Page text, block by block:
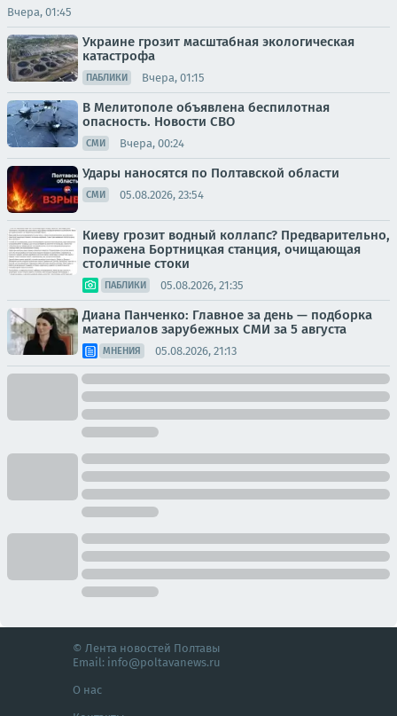
Вчера, 01:45
Украине грозит масштабная экологическая
катастрофа
ПАБЛИКИ Вчера, 01:15
В Мелитополе объявлена беспилотная
опасность. Новости СВО
СМИ Вчера, 00:24
Удары наносятся по Полтавской области
СМИ 05.08.2026, 23:54
Киеву грозит водный коллапс? Предварительно,
поражена Бортницкая станция, очищающая
столичные стоки
ПАБЛИКИ 05.08.2026, 21:35
Диана Панченко: Главное за день — подборка
материалов зарубежных СМИ за 5 августа
МНЕНИЯ 05.08.2026, 21:13
© Лента новостей Полтавы
Email: info@poltavanews.ru
О нас